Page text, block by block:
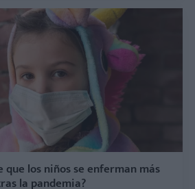
que los niños se enferman más
la pandemia?